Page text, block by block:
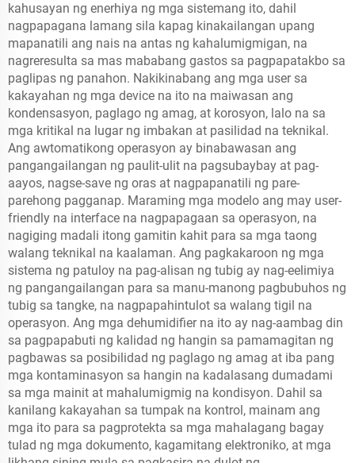
kahusayan ng enerhiya ng mga sistemang ito, dahil
nagpapagana lamang sila kapag kinakailangan upang
mapanatili ang nais na antas ng kahalumigmigan, na
nagreresulta sa mas mababang gastos sa pagpapatakbo sa
paglipas ng panahon. Nakikinabang ang mga user sa
kakayahan ng mga device na ito na maiwasan ang
kondensasyon, paglago ng amag, at korosyon, lalo na sa
mga kritikal na lugar ng imbakan at pasilidad na teknikal.
Ang awtomatikong operasyon ay binabawasan ang
pangangailangan ng paulit-ulit na pagsubaybay at pag-
aayos, nagse-save ng oras at nagpapanatili ng pare-
parehong pagganap. Maraming mga modelo ang may user-
friendly na interface na nagpapagaan sa operasyon, na
nagiging madali itong gamitin kahit para sa mga taong
walang teknikal na kaalaman. Ang pagkakaroon ng mga
sistema ng patuloy na pag-alisan ng tubig ay nag-eelimiya
ng pangangailangan para sa manu-manong pagbubuhos ng
tubig sa tangke, na nagpapahintulot sa walang tigil na
operasyon. Ang mga dehumidifier na ito ay nag-aambag din
sa pagpapabuti ng kalidad ng hangin sa pamamagitan ng
pagbawas sa posibilidad ng paglago ng amag at iba pang
mga kontaminasyon sa hangin na kadalasang dumadami
sa mga mainit at mahalumigmig na kondisyon. Dahil sa
kanilang kakayahan sa tumpak na kontrol, mainam ang
mga ito para sa pagprotekta sa mga mahalagang bagay
tulad ng mga dokumento, kagamitang elektroniko, at mga